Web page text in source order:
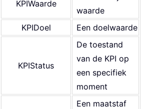
KPIWaarde
waarde
KPIDoel Een doelwaarde
KPIStatus
De toestand
van de KPI op
een specifiek
moment
Een maatstaf